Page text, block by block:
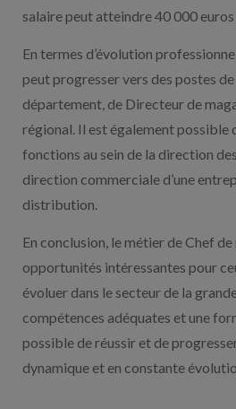
salaire peut atteindre 40 000
En termes d’évolution
peut progresser vers des postes
département, de Directeur de
régional. Il est également possible
fonctions au sein de la direction
direction commerciale d’une
distribution.
En conclusion, le métier de Chef
opportunités intéressantes pour
évoluer dans le secteur de la
compétences adéquates et une
possible de réussir et de
dynamique et en constante